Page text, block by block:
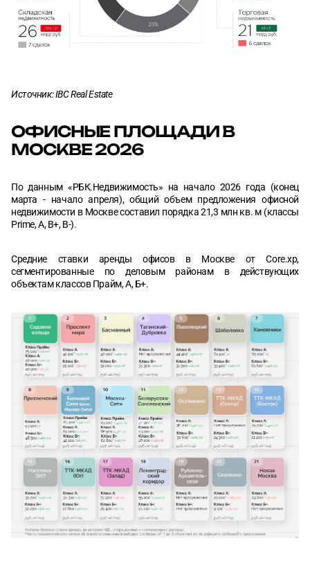
Источник: IBC Real Estate
ОФИСНЫЕ ПЛОЩАДИ В
МОСКВЕ 2026
По данным «РБК.Недвижимость» на начало 2026 года (конец
марта - начало апреля), общий объем предложения офисной
недвижимости в Москве составил порядка 21,3 млн кв. м (классы
Prime, A, B+, B-).
Средние ставки аренды офисов в Москве от Core.хр,
сегментированные по деловым районам в действующих
объектам классов Прайм, А, Б+.